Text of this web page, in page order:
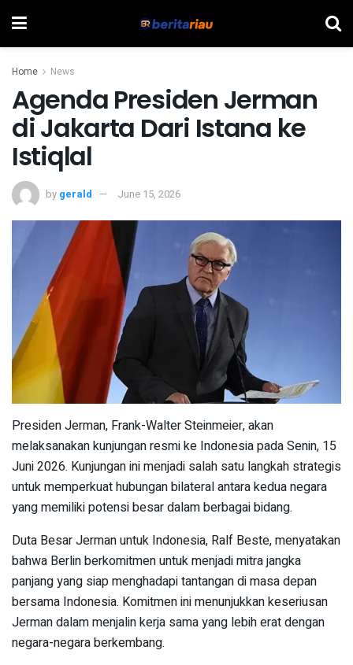
Home News
Agenda Presiden Jerman
di Jakarta Dari Istana ke
Istiqlal
by gerald June 15, 2026
Presiden Jerman, Frank-Walter Steinmeier, akan
melaksanakan kunjungan resmi ke Indonesia pada Senin, 15
Juni 2026. Kunjungan ini menjadi salah satu langkah strategis
untuk memperkuat hubungan bilateral antara kedua negara
yang memiliki potensi besar dalam berbagai bidang.
Duta Besar Jerman untuk Indonesia, Ralf Beste, menyatakan
bahwa Berlin berkomitmen untuk menjadi mitra jangka
panjang yang siap menghadapi tantangan di masa depan
bersama Indonesia. Komitmen ini menunjukkan keseriusan
Jerman dalam menjalin kerja sama yang lebih erat dengan
negara-negara berkembang.